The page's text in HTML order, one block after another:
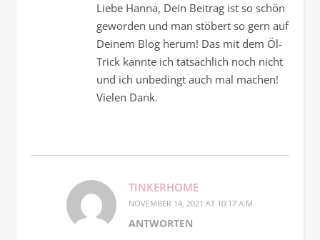
Liebe Hanna, Dein Beitrag ist so schön
geworden und man stöbert so gern auf
Deinem Blog herum! Das mit dem Öl-
Trick kannte ich tatsächlich noch nicht
und ich unbedingt auch mal machen!
Vielen Dank.
TINKERHOME
NOVEMBER 14, 2021 AT 10:17 A.M.
ANTWORTEN